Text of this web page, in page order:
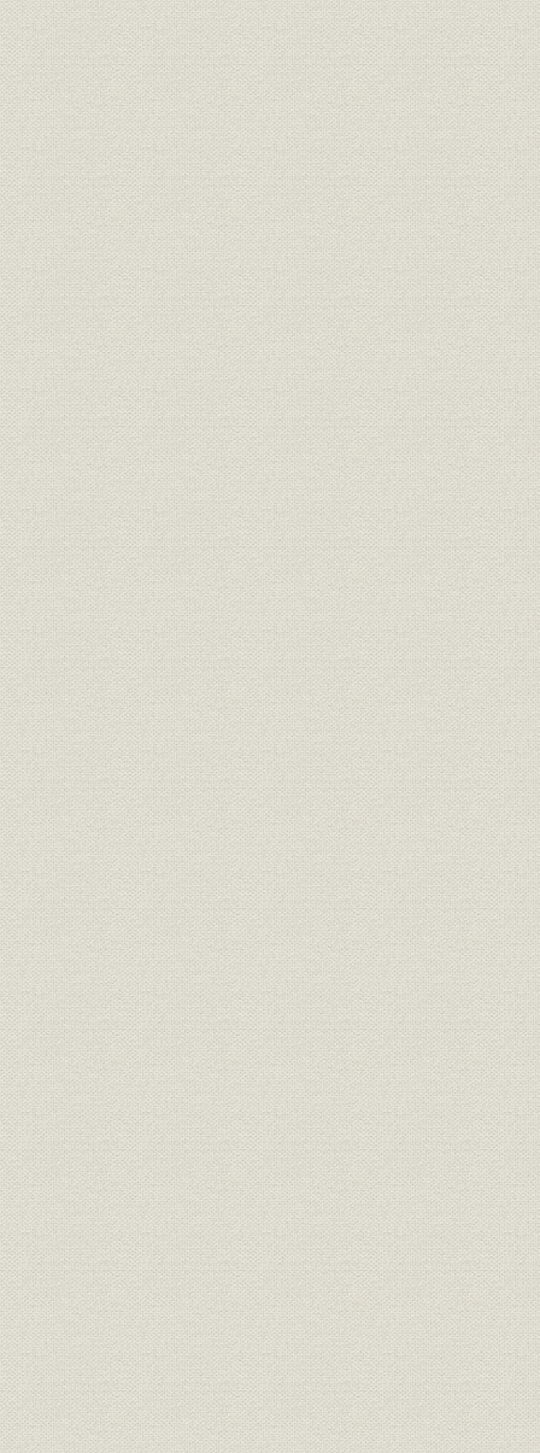
核燃料事業への進出
第6節 人事・労働諸制度の整備と統一
1 組織、権限の整備
事務制度の整備
職務権限の明確化と資格制度の新設
別子鉱業所におけるスタッフ・アンド・ライン制の導入
2 労働制度、労使関係の対応
労働条件の統一
企業別労使関係への移行
労使協議会の設置
3 近代的管理方式の導入
第2章 貿易自由化の試練(1959~1963年)
第1節 貿易自由化と経営政策の転換
貿易自由化
非鉄金属鉱業の自由化対策
非鉄金属の自由化
経営政策の転換
自立再建計画の実施
第2節 国内鉱山の鉱況悪化と海外鉱山の開発
国内鉱山の状況
別子鉱山
鴻之舞鉱山
佐々連鉱山
ベスレヘム鉱山、リオブランコ鉱山の開発
ニッケル原料の安定調達
第3節 銅、ニッケルのコスト削減
銅
ニッケル
第4節 新規事業への進出